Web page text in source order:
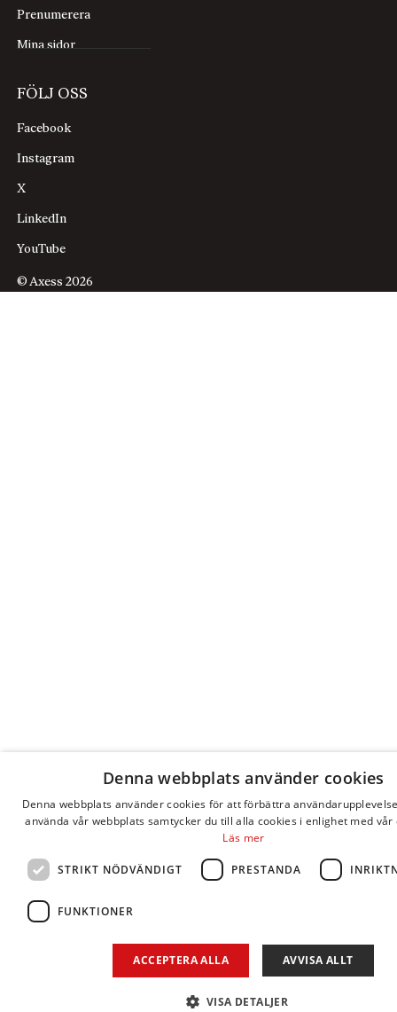
Prenumerera
Mina sidor
FÖLJ OSS
Facebook
Instagram
X
LinkedIn
YouTube
© Axess 2026
Denna webbplats använder cookies
Denna webbplats använder cookies för att förbättra
använda vår webbplats samtycker du till alla cookies i enlighet med vår
Läs mer
STRIKT NÖDVÄNDIGT PRESTANDA
FUNKTIONER
ACCEPTERA ALLA AVVISA ALLT
VISA DETALJER